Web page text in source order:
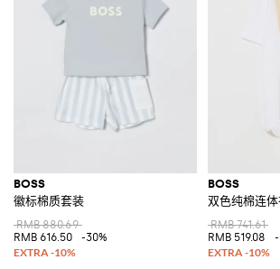
BOSS
徽标棉质套装
RMB 880.69
RMB 616.50
-30%
BOSS
双色纯棉连
RMB 741.61
RMB 519.08
-